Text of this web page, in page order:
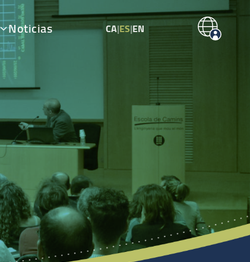
Noticias CA|ES|EN